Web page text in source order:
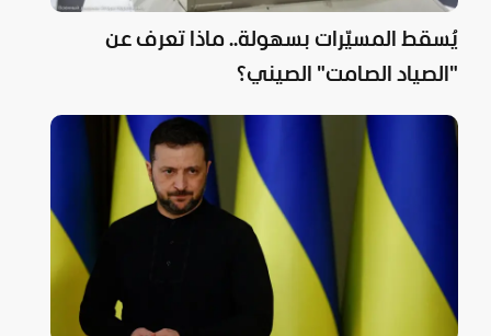
يُسقط المسيّرات بسهولة.. ماذا تعرف عن
"الصياد الصامت" الصيني؟